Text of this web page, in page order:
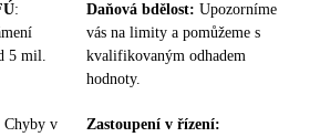
:
5 mil.
Daňová bdělost: Upozorníme
vás na limity a pomůžeme s
kvalifikovaným odhadem
hodnoty.
Chyby v
Zastoupení v řízení: